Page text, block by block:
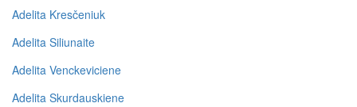
Adelita Kresčeniuk
Adelita Siliunaite
Adelita Venckeviciene
Adelita Skurdauskiene